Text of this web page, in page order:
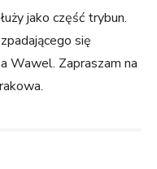
jako część trybun.
się
Wawel. Zapraszam na